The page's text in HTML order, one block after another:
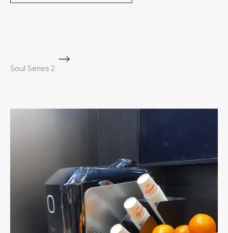
Soul Series 2